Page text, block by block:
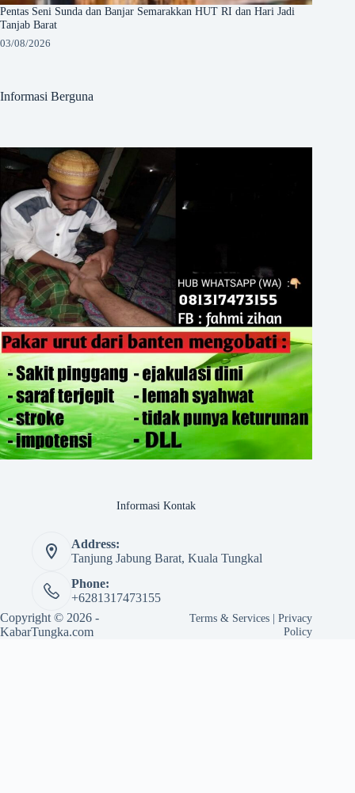
Pentas Seni Sunda dan Banjar Semarakkan HUT RI dan Hari Jadi
Tanjab Barat
03/08/2026
Informasi Berguna
Informasi Kontak
Address:
Tanjung Jabung Barat, Kuala Tungkal
Phone:
+6281317473155
Copyright © 2026 -
KabarTungka.com
Terms & Services |Privacy
Policy